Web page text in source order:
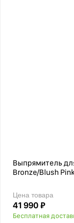
Выпрямитель
Bronze/Blush
Цена товара
41 990 ₽
Бесплатная